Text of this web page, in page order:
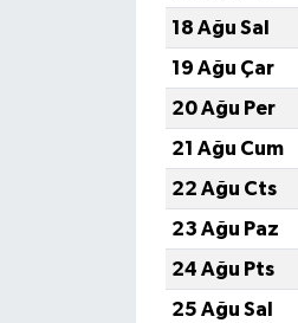
18 Ağu Sal
19 Ağu Çar
20 Ağu Per
21 Ağu Cum
22 Ağu Cts
23 Ağu Paz
24 Ağu Pts
25 Ağu Sal